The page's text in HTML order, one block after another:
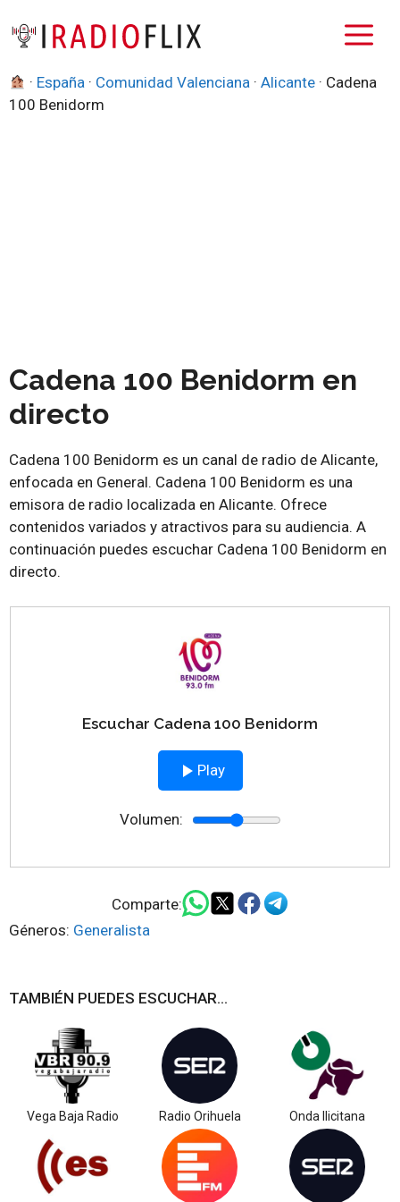
· España · Comunidad Valenciana ·Alicante · Cadena
100 Benidorm
Cadena 100 Benidorm en
directo
Cadena 100 Benidorm es un canal de radio de Alicante,
enfocada en General. Cadena 100 Benidorm es una
emisora de radio localizada en Alicante. Ofrece
contenidos variados y atractivos para su audiencia. A
continuación puedes escuchar Cadena 100 Benidorm en
directo.
Escuchar Cadena 100 Benidorm
Play
Volumen:
Comparte:
Géneros: Generalista
TAMBIÉN PUEDES ESCUCHAR...
Vega Baja Radio Radio Orihuela Onda Ilicitana